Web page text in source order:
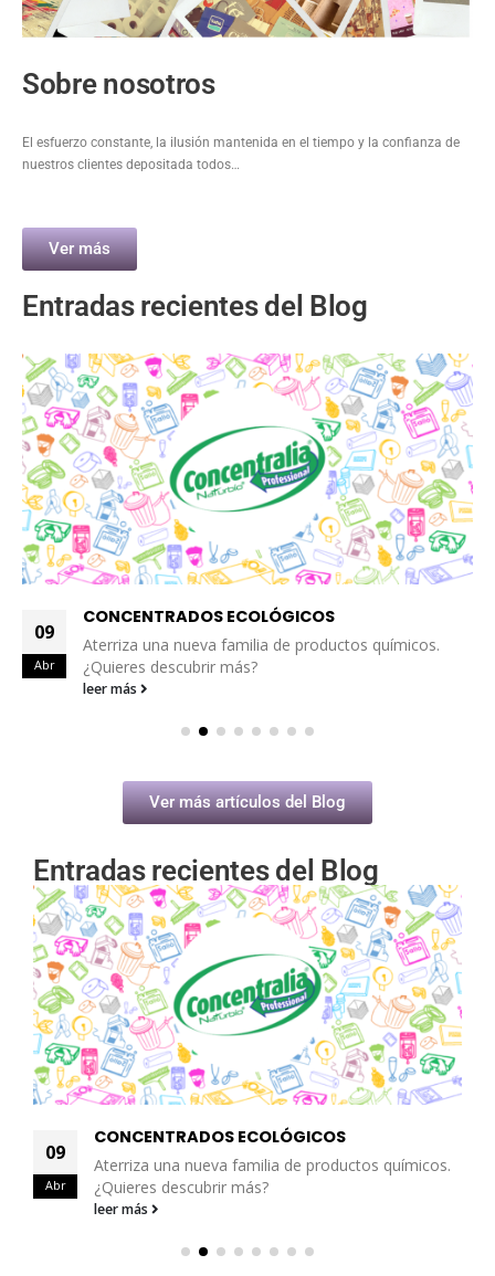
Sobre nosotros
El esfuerzo constante, la ilusión mantenida en el tiempo y la confianza de
nuestros clientes depositada todos…
Ver más
Entradas recientes del Blog
09
Abr
CONCENTRADOS ECOLÓGICOS
Aterriza una nueva familia de productos químicos.
¿Quieres descubrir más?
leer más
Ver más artículos del Blog
Entradas recientes del Blog
09
Abr
CONCENTRADOS ECOLÓGICOS
Aterriza una nueva familia de productos químicos.
¿Quieres descubrir más?
leer más